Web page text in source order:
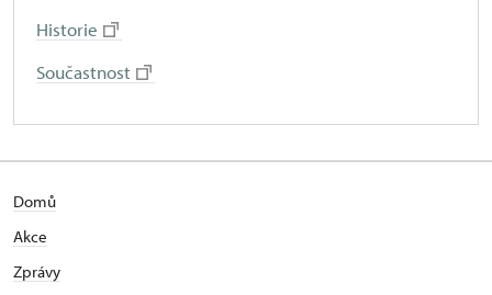
Historie
Součastnost
Domů
Akce
Zprávy